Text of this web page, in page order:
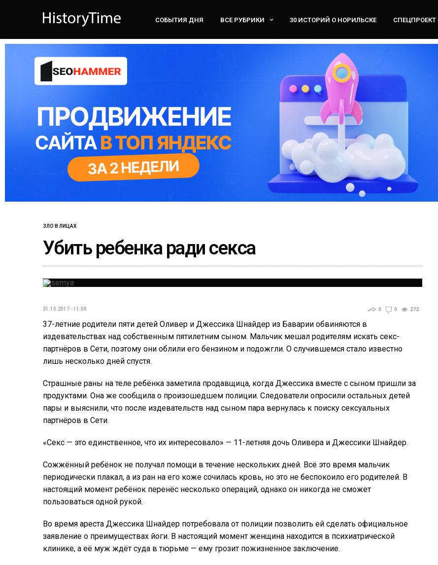
СОБЫТИЯ ДНЯ ВСЕ РУБРИКИ 30 ИСТОРИЙ О НОРИЛЬСКЕ
ЗЛО В ЛИЦАХ
Убить ребенка ради секса
31.10.2017 - 11:00 0 0 272
37-летние родители пяти детей Оливер и Джессика Шнайдер из Баварии обвиняются в
издевательствах над собственным пятилетним сыном. Мальчик мешал родителям искать секс-
партнёров в Сети, поэтому они облили его бензином и подожгли. О случившемся стало известно
лишь несколько дней спустя.
Страшные раны на теле ребёнка заметила продавщица, когда Джессика вместе с сыном пришли за
продуктами. Она же сообщила о произошедшем полиции. Следователи опросили остальных детей
пары и выяснили, что после издевательств над сыном пара вернулась к поиску сексуальных
партнёров в Сети.
«Секс — это единственное, что их интересовало» — 11-летняя дочь Оливера и Джессики Шнайдер.
Сожжённый ребёнок не получал помощи в течение нескольких дней. Всё это время мальчик
периодически плакал, а из ран на его коже сочилась кровь, но это не беспокоило его родителей. В
настоящий момент ребёнок перенёс несколько операций, однако он никогда не сможет
пользоваться одной рукой.
Во время ареста Джессика Шнайдер потребовала от полиции позволить ей сделать официальное
заявление о преимуществах йоги. В настоящий момент женщина находится в психиатрической
клинике, а её муж ждёт суда в тюрьме — ему грозит пожизненное заключение.